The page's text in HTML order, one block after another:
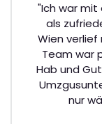
"Ich war mit
als
Wien verlief
Team war
Hab und
nur